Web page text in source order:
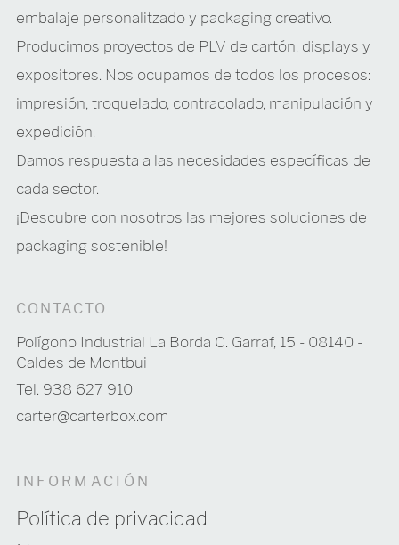
embalaje personalitzado y packaging creativo.
Producimos proyectos de PLV de cartón: displays y
expositores. Nos ocupamos de todos los procesos:
impresión, troquelado, contracolado, manipulación y
expedición.
Damos respuesta a las necesidades específicas de
cada sector.
¡Descubre con nosotros las mejores soluciones de
packaging sostenible!
CONTACTO
Polígono Industrial La Borda C. Garraf, 15 - 08140 -
Caldes de Montbui
Tel. 938 627 910
carter@carterbox.com
INFORMACIÓN
Política de privacidad